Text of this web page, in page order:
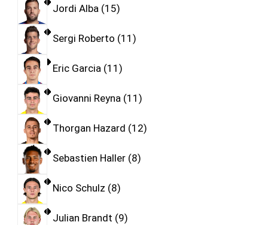
Jordi Alba 15
Sergi Roberto 11
Eric Garcia 11
Giovanni Reyna 11
Thorgan Hazard 12
Sebastien Haller 8
Nico Schulz 8
Julian Brandt 9